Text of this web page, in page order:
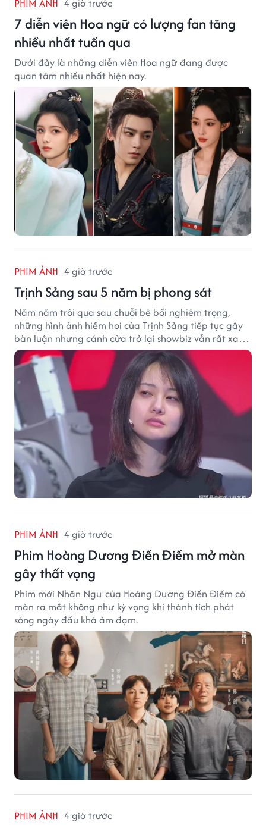
7 diễn viên Hoa ngữ có lượng fan tăng
nhiều nhất tuần qua
Dưới đây là những diễn viên Hoa ngữ đang được
quan tâm nhiều nhất hiện nay.
PHIM ẢNH 4 giờ trước
Trịnh Sảng sau 5 năm bị phong sát
Năm năm trôi qua sau chuỗi bê bối nghiêm trọng,
những hình ảnh hiếm hoi của Trịnh Sảng tiếp tục gây
bàn luận nhưng cánh cửa trở lại showbiz vẫn rất xa
vời.
PHIM ẢNH 4 giờ trước
Phim Hoàng Dương Điền Điềm mở màn
gây thất vọng
Phim mới Nhân Ngư của Hoàng Dương Điền Điềm có
màn ra mắt không như kỳ vọng khi thành tích phát
sóng ngày đầu khá ảm đạm.
PHIM ẢNH 4 giờ trước